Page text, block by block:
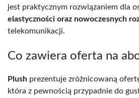
jest praktycznym rozwiązaniem dla
elastyczności oraz nowoczesnych
telekomunikacji.
Co zawiera oferta na
Plush prezentuje zróżnicowaną
która z pewnością przypadnie do